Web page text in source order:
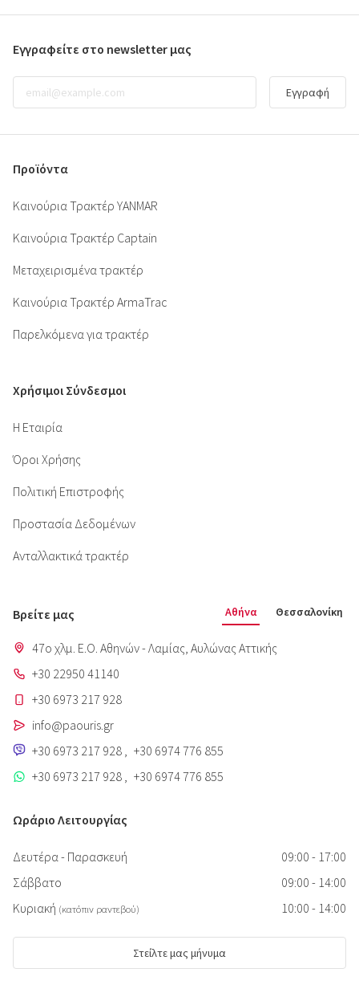
Εγγραφείτε στο newsletter μας
Εγγραφή
Προϊόντα
Καινούρια Τρακτέρ YANMAR
Καινούρια Τρακτέρ Captain
Μεταχειρισμένα τρακτέρ
Καινούρια Τρακτέρ ArmaTrac
Παρελκόμενα για τρακτέρ
Χρήσιμοι Σύνδεσμοι
Η Εταιρία
Όροι Χρήσης
Πολιτική Επιστροφής
Προστασία Δεδομένων
Ανταλλακτικά τρακτέρ
Βρείτε μας Αθήνα Θεσσαλονίκη
47o χλμ. Ε.Ο. Αθηνών - Λαμίας, Aυλώνας Αττικής
+30 22950 41140
+30 6973 217 928
info@paouris.gr
+30 6973 217 928
+30 6974 776 855
+30 6973 217 928
+30 6974 776 855
Ωράριο Λειτουργίας
Δευτέρα - Παρασκευή
09:00 - 17:00
Σάββατο
09:00 - 14:00
Κυριακή (κατόπιν ραντεβού) 10:00 - 14:00
Στείλτε μας μήνυμα